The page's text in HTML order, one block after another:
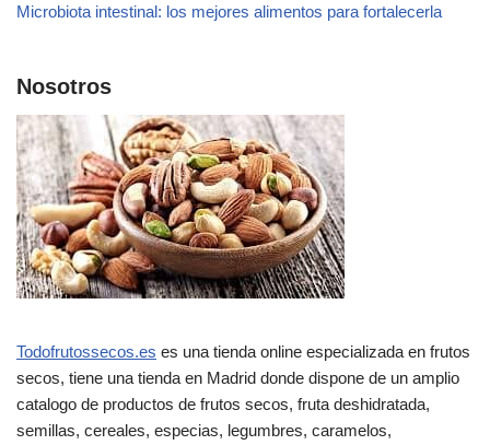
Microbiota intestinal: los mejores alimentos para fortalecerla
Nosotros
Todofrutossecos.es es una tienda online especializada en frutos
secos, tiene una tienda en Madrid donde dispone de un amplio
catalogo de productos de frutos secos, fruta deshidratada,
semillas, cereales, especias, legumbres, caramelos,